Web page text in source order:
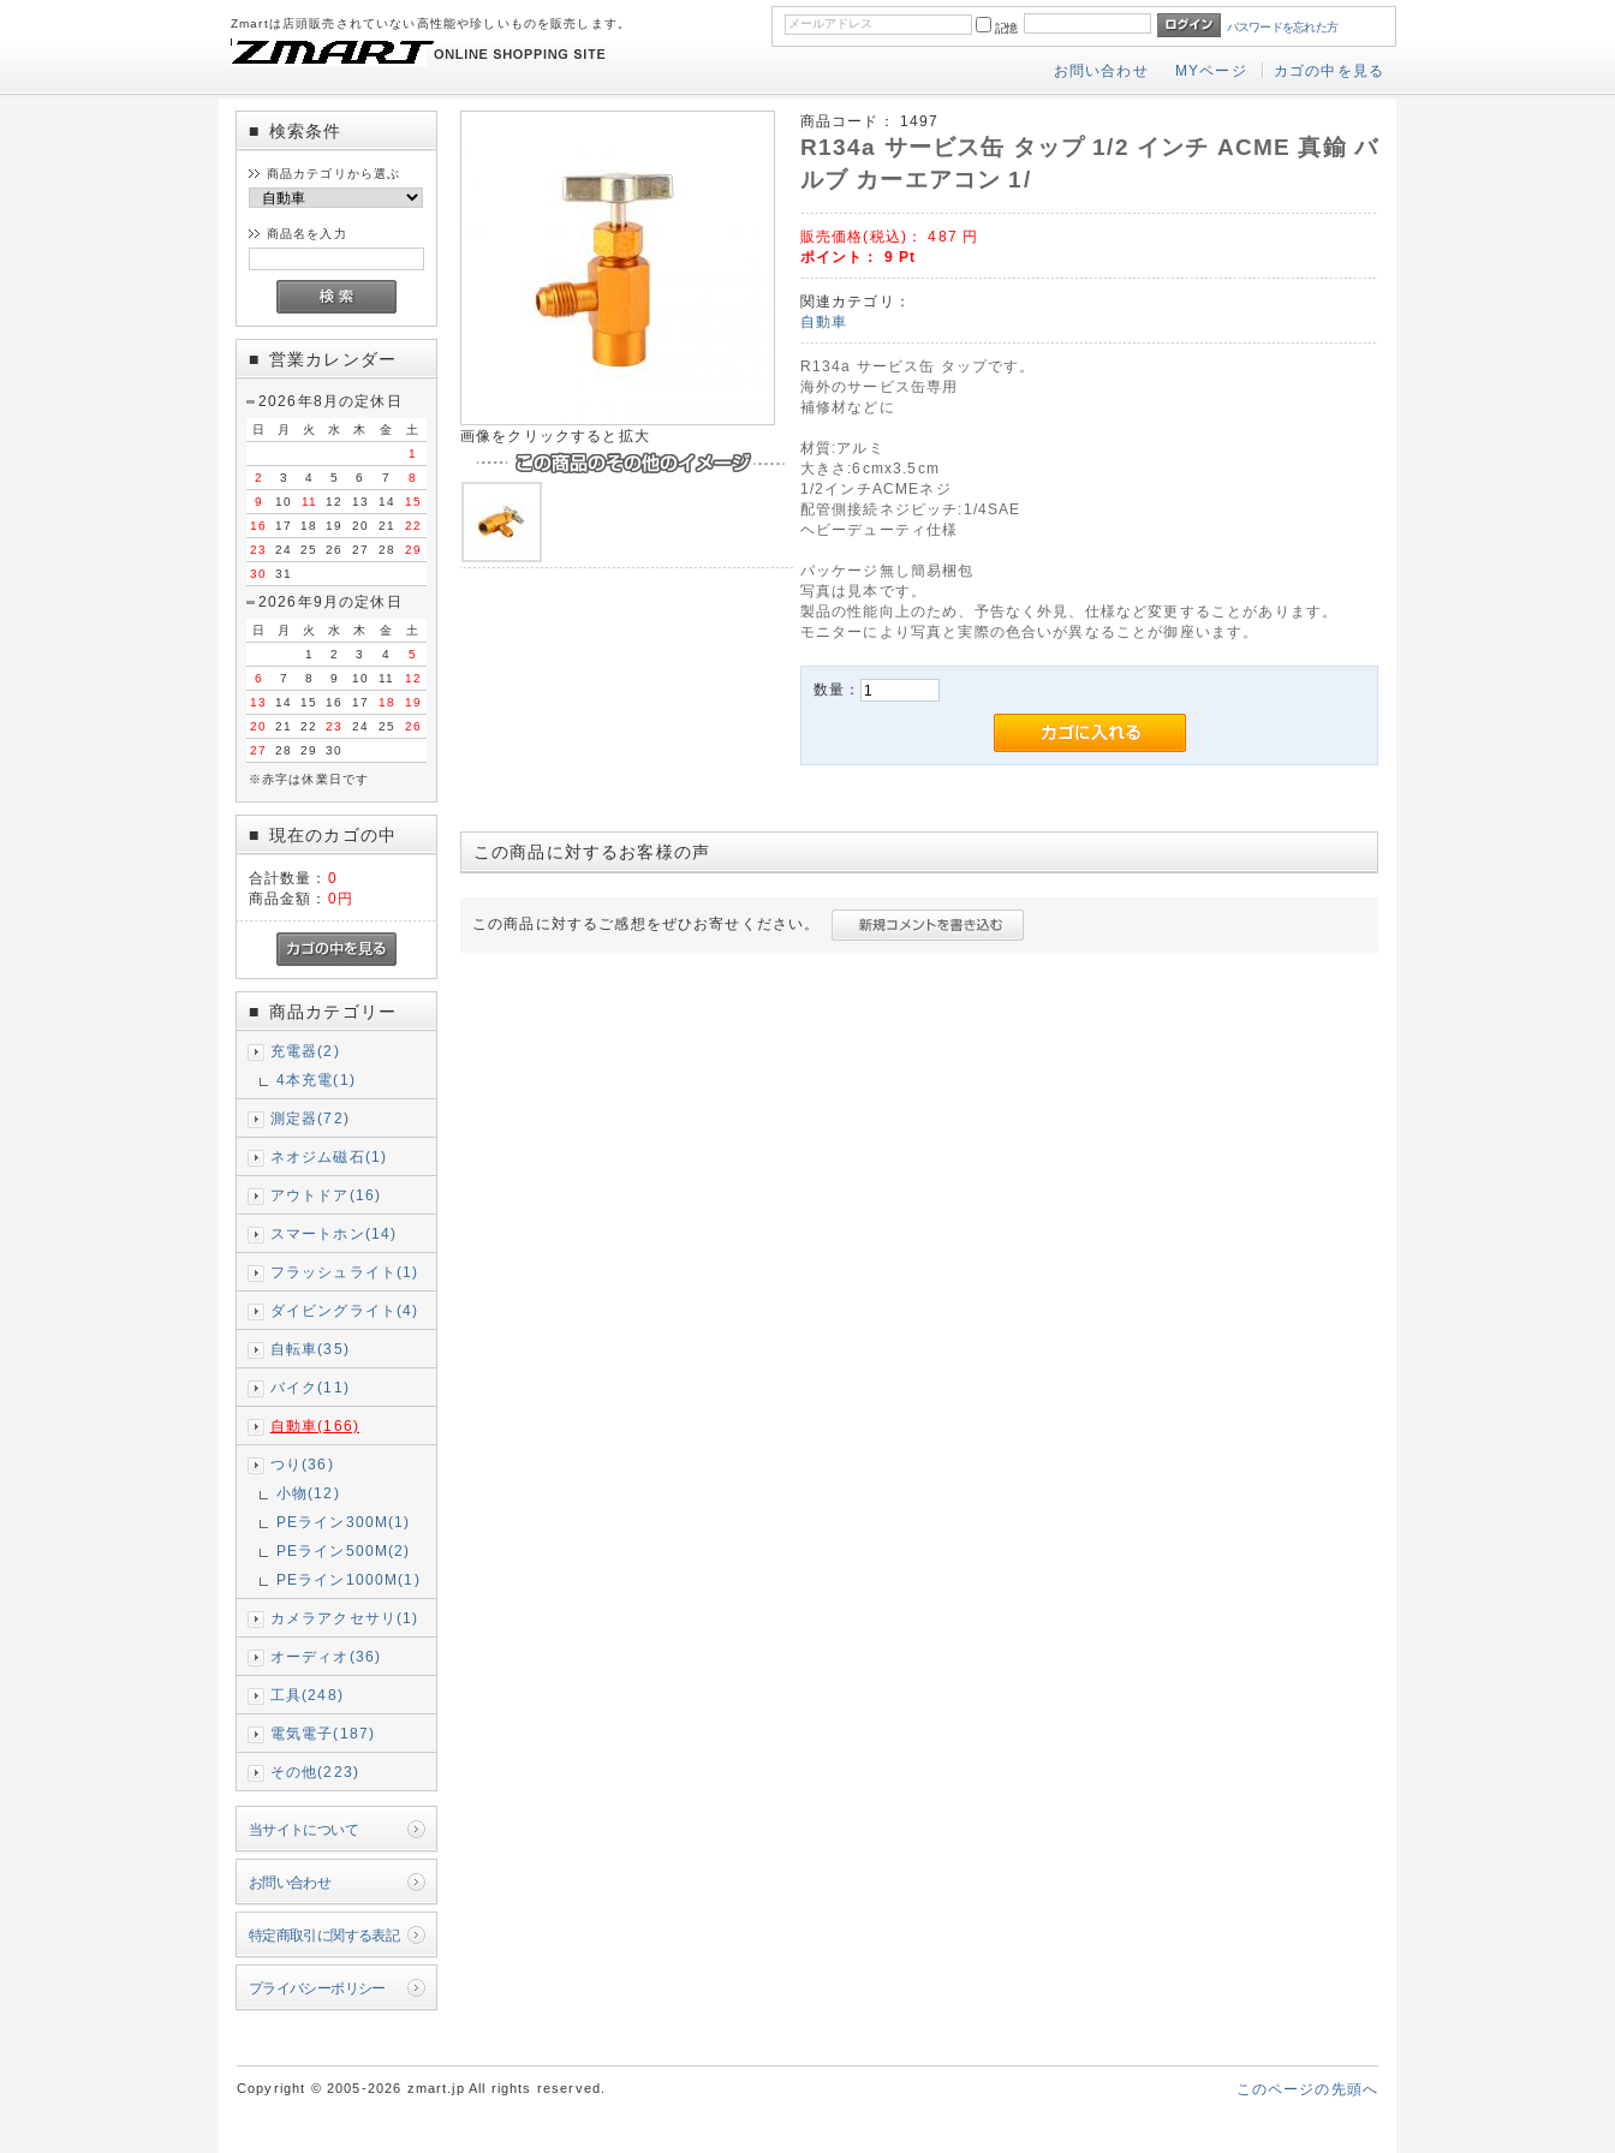
Zmartは店頭販売されていない高性能や珍しいものを販売します。 記憶 パスワードを忘れた方
お問い合わせ MYページ カゴの中を見る
■ 検索条件
商品カテゴリから選ぶ
商品名を入力
■ 営業カレンダー
2026年8月の定休日
日 月 火 水 木 金
土
1
2
3 4 5 6 7
8
9
10 11 12 13 14
15
16
17 18 19 20 21
22
23
24 25 26 27 28
29
30
31
2026年9月の定休日
日 月 火 水 木 金
土
1
2 3 4
5
6
7 8 9 10 11
12
13
14 15 16 17 18
19
20
21 22 23 24 25
26
27
28 29 30
※赤字は休業日です
■ 現在のカゴの中
合計数量： 0
商品金額： 0円
■ 商品カテゴリー
充電器(2)
4本充電(1)
測定器(72)
ネオジム磁石(1)
アウトドア(16)
スマートホン(14)
フラッシュライト(1)
ダイビングライト(4)
自転車(35)
バイク(11)
自動車(166)
つり(36)
小物(12)
PEライン300M(1)
PEライン500M(2)
PEライン1000M(1)
カメラアクセサリ(1)
オーディオ(36)
工具(248)
電気電子(187)
その他(223)
当サイトについて
お問い合わせ
特定商取引に関する表記
プライバシーポリシー
画像をクリックすると拡大
商品コード： 1497
R134a サービス缶 タップ 1/2 インチ ACME 真鍮 バ
ルブ カーエアコン 1/
販売価格(税込)：487 円
ポイント： 9Pt
関連カテゴリ：
自動車
R134a サービス缶 タップです。
海外のサービス缶専用
補修材などに
材質:アルミ
大きさ:6cmx3.5cm
1/2インチACMEネジ
配管側接続ネジピッチ:1/4SAE
ヘビーデューティ仕様
パッケージ無し簡易梱包
写真は見本です。
製品の性能向上のため、予告なく外見、仕様など変更することがあります。
モニターにより写真と実際の色合いが異なることが御座います。
数量：
この商品に対するお客様の声
この商品に対するご感想をぜひお寄せください。
このページの先頭へ
Copyright © 2005-2026 zmart.jp All rights reserved.